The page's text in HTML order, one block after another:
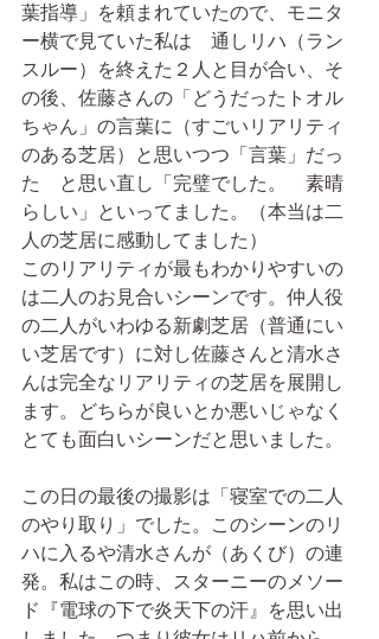
葉指導」を頼まれていたので、モニタ
ー横で見ていた私は　通しリハ（ラン
スルー）を終えた２人と目が合い、そ
の後、佐藤さんの「どうだったトオル
ちゃん」の言葉に（すごいリアリティ
のある芝居）と思いつつ「言葉」だっ
た　と思い直し「完璧でした。　素晴
らしい」といってました。（本当は二
人の芝居に感動してました）
このリアリティが最もわかりやすいの
は二人のお見合いシーンです。仲人役
の二人がいわゆる新劇芝居（普通にい
い芝居です）に対し佐藤さんと清水さ
んは完全なリアリティの芝居を展開し
ます。どちらが良いとか悪いじゃなく
とても面白いシーンだと思いました。
この日の最後の撮影は「寝室での二人
のやり取り」でした。このシーンのリ
ハに入るや清水さんが（あくび）の連
発。私はこの時、スターニーのメソー
ド『電球の下で炎天下の汗』を思い出